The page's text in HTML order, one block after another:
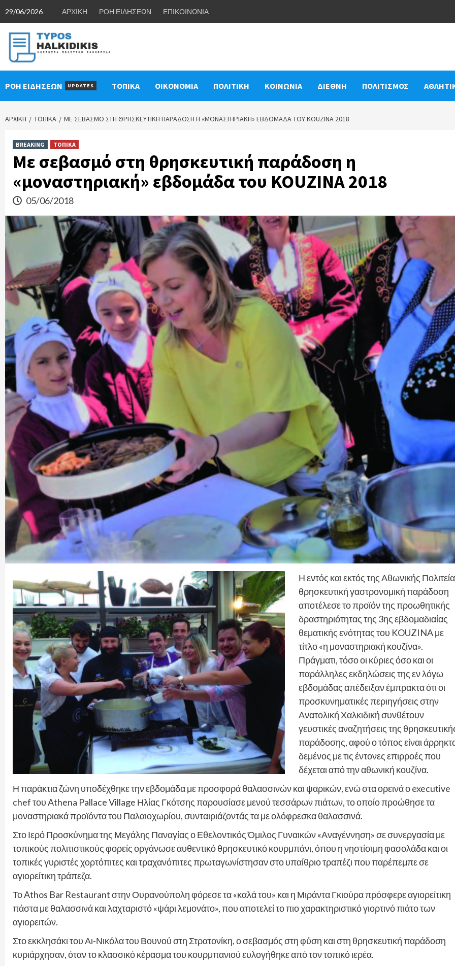
content
29/06/2026 ΑΡΧΙΚΗ ΡΟΗ ΕΙΔΗΣΕΩΝ ΕΠΙΚΟΙΝΩΝΙΑ
ΡΟΗ ΕΙΔΗΣΕΩΝ UPDATES ΤΟΠΙΚΑ ΟΙΚΟΝΟΜΙΑ ΠΟΛΙΤΙΚΗ ΚΟΙΝΩΝΙΑ ΔΙΕΘΝΗ ΠΟΛΙΤΙΣΜΟΣ
ΑΡΧΙΚΉ ΤΟΠΙΚΑ ΜΕ ΣΕΒΑΣΜΌ ΣΤΗ ΘΡΗΣΚΕΥΤΙΚΉ ΠΑΡΆΔΟΣΗ Η «ΜΟΝΑΣΤΗΡΙΑΚΉ» ΕΒΔΟΜΆΔΑ ΤΟΥ KOUZINA 2018
BREAKING ΤΟΠΙΚΑ
Με σεβασμό στη θρησκευτική παράδοση η
«μοναστηριακή» εβδομάδα του KOUZINA 2018
05/06/2018
Η εντός και εκτός της Αθωνικής
θρησκευτική γαστρονομική παράδοση
αποτέλεσε το προϊόν της προωθητικής
δραστηριότητας της 3ης εβδομαδιαίας
θεματικής ενότητας του KOUZINA με
τίτλο «η μοναστηριακή κουζίνα».
Πράγματι, τόσο οι κύριες όσο και οι
παράλληλες εκδηλώσεις της εν λόγω
εβδομάδας απέδειξαν έμπρακτα ότι οι
προσκυνηματικές περιηγήσεις στην
Ανατολική Χαλκιδική συνθέτουν
γευστικές αναζητήσεις της
παράδοσης, αφού ο τόπος είναι
δεμένος με τις έντονες επιρροές που
δέχεται από την αθωνική κουζίνα.
Η παράκτια ζώνη υποδέχθηκε την εβδομάδα με προσφορά θαλασσινών και ψαρικών, ενώ στα ορεινά ο executive
chef του Athena Pallace Village Ηλίας Γκότσης παρουσίασε μενού τεσσάρων πιάτων, το οποίο προώθησε τα
μοναστηριακά προϊόντα του Παλαιοχωρίου, συνταιριάζοντάς τα με ολόφρεσκα θαλασσινά.
Στο Ιερό Προσκύνημα της Μεγάλης Παναγίας ο Εθελοντικός Όμιλος Γυναικών «Αναγέννηση» σε συνεργασία με
τοπικούς πολιτιστικούς φορείς οργάνωσε αυθεντικό θρησκευτικό κουρμπάνι, όπου η νηστίσιμη φασολάδα και οι
τοπικές γυριστές χορτόπιτες και τραχανόπιτες πρωταγωνίστησαν στο υπαίθριο τραπέζι που παρέπεμπε σε
αγιορείτικη τράπεζα.
Το Athos Bar Restaurant στην Ουρανούπολη φόρεσε τα «καλά του» και η Μιράντα Γκιούρα πρόσφερε αγιορείτικη
πάστα με θαλασσινά και λαχταριστό «ψάρι λεμονάτο», που αποτελεί το πιο χαρακτηριστικό γιορτινό πιάτο των
αγιορειτών.
Στο εκκλησάκι του Αι-Νικόλα του Βουνού στη Στρατονίκη, ο σεβασμός στη φύση και στη θρησκευτική παράδοση
κυριάρχησαν, όταν το κλασσικό κέρασμα του κουρμπανιού ευλογήθηκε από τον τοπικό ιερέα.